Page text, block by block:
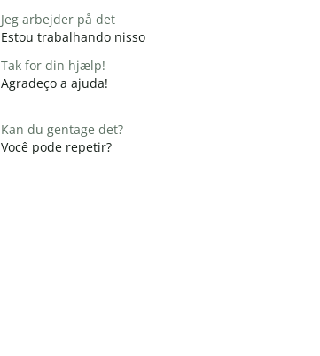
Jeg arbejder på det
Estou trabalhando nisso
Tak for din hjælp!
Agradeço a ajuda!
Kan du gentage det?
Você pode repetir?